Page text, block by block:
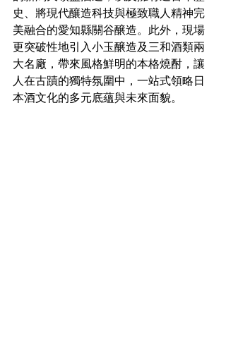
史、將現代釀造科技與極致職人精神完
美融合的愛知縣關谷醸造。此外，現場
更突破性地引入小玉醸造及三和酒類兩
大名廠，帶來風格鮮明的本格燒酎，讓
人在古蹟的獨特氛圍中，一站式領略日
本酒文化的多元底蘊與未來面貌。